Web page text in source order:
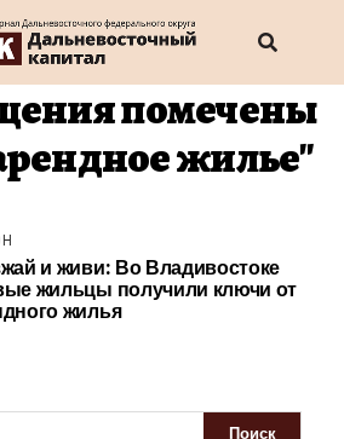
помечены
жилье"
и живи: Во Владивостоке
жильцы получили ключи от
жилья